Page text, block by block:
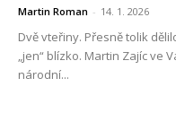
Martin Roman - 14. 1. 2026
Dvě vteřiny. Přesně tolik
„jen“ blízko. Martin Zajíc ve
národní...